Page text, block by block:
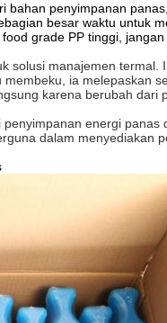
penyimpanan
besar waktu untuk
grade PP tinggi,
solusi manajemen termal.
ia melepaskan
karena berubah dari
energi
dalam menyediakan